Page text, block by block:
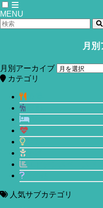
MENU
月別
月別アーカイブ
カテゴリ
人気サブカテゴリ
米国心臓病学会
は少量の降圧剤
れる?!
2019年10月24日